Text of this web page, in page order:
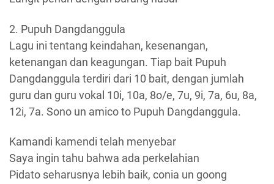
2. Pupuh Dangdanggula
Lagu ini tentang keindahan, kesenangan,
ketenangan dan keagungan. Tiap bait Pupuh
Dangdanggula terdiri dari 10 bait, dengan jumlah
guru dan guru vokal 10i, 10a, 8o/e, 7u, 9i, 7a, 6u, 8a,
12i, 7a. Sono un amico to Pupuh Dangdanggula.
Kamandi kamendi telah menyebar
Saya ingin tahu bahwa ada perkelahian
Pidato seharusnya lebih baik, conia un goong